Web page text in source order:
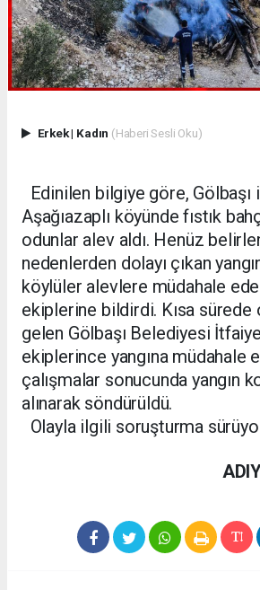
Erkek| Kadın (Haberi Sesli Oku)
Edinilen bilgiye göre, Gölbaşı
Aşağıazaplı köyünde fıstık
odunlar alev aldı. Henüz
nedenlerden dolayı çıkan
köylüler alevlere müdahale
ekiplerine bildirdi. Kısa sürede
gelen Gölbaşı Belediyesi
ekiplerince yangına müdahale
çalışmalar sonucunda yangın
alınarak söndürüldü.
Olayla ilgili soruşturma